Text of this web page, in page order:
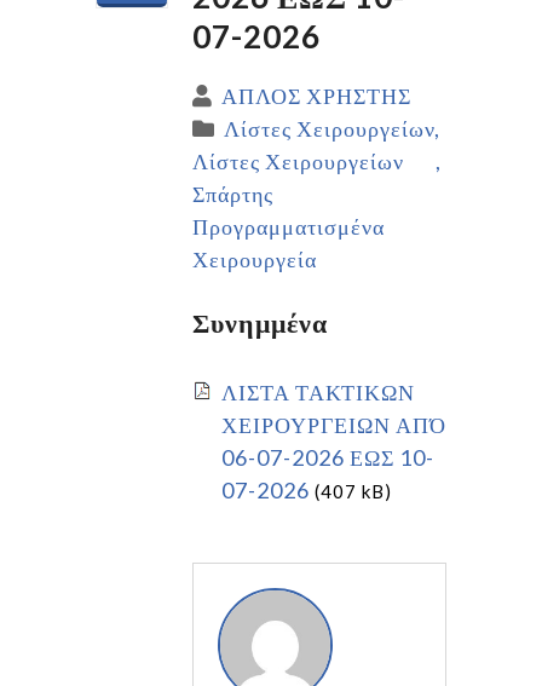
07-2026
ΑΠΛΟΣ ΧΡΗΣΤΗΣ
Λίστες Χειρουργείων
Λίστες Χειρουργείων
Σπάρτης
Προγραμματισμένα
Χειρουργεία
Συνημμένα
ΛΙΣΤΑ ΤΑΚΤΙΚΩΝ
ΧΕΙΡΟΥΡΓΕΙΩΝ ΑΠΌ
06-07-2026 ΕΩΣ 10-
07-2026 (407 kB)